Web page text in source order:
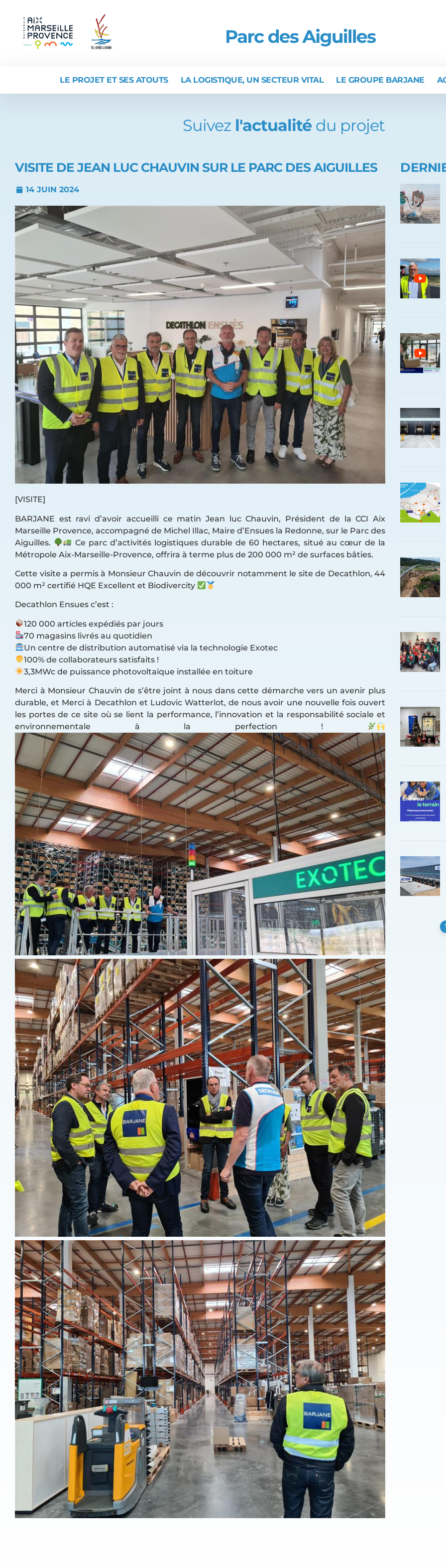
LE PROJET ET SES ATOUTS LA LOGISTIQUE, UN SECTEUR VITAL LE GROUPE BARJANE
Suivez l'actualité du projet
VISITE DE JEAN LUC CHAUVIN SUR LE PARC DES AIGUILLES
14 JUIN 2024
[VISITE]
BARJANE est ravi d’avoir accueilli ce matin Jean luc Chauvin, Président de la CCI Aix
Marseille Provence, accompagné de Michel Illac, Maire d’Ensues la Redonne, sur le Parc des
Aiguilles.
Ce parc d’activités logistiques durable de 60 hectares, situé au cœur de la
Métropole Aix-Marseille-Provence, offrira à terme plus de 200 000 m² de surfaces bâties.
Cette visite a permis à Monsieur Chauvin de découvrir notamment le site de Decathlon, 44
000 m² certifié HQE Excellent et Biodivercity
Decathlon Ensues c’est :
120 000 articles expédiés par jours
70 magasins livrés au quotidien
Un centre de distribution automatisé via la technologie Exotec
100% de collaborateurs satisfaits !
3,3MWc de puissance photovoltaïque installée en toiture
Merci à Monsieur Chauvin de s’être joint à nous dans cette démarche vers un avenir plus
durable, et Merci à Decathlon et Ludovic Watterlot, de nous avoir une nouvelle fois ouvert
les portes de ce site où se lient la performance, l’innovation et la responsabilité sociale et
environnementale à la perfection !